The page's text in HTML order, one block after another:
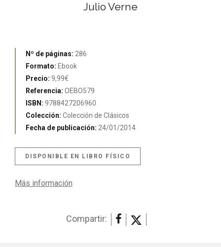
Julio Verne
Nº de páginas: 286
Formato: Ebook
Precio: 9,99€
Referencia: OEBO579
ISBN: 9788427206960
Colección: Colección de Clásicos
Fecha de publicación: 24/01/2014
DISPONIBLE EN LIBRO FÍSICO
Más información
Compartir: